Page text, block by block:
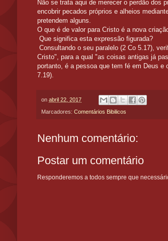
Não se trata aqui de merecer o perdão dos
encobrir pecados próprios e alheios
pretendem alguns.
O que é de valor para Cristo é a nova
Que significa esta expressão figurada?
Consultando o seu paralelo (2 Co 5.17),
Cristo", para a qual "as coisas antigas já
portanto, é a pessoa que tem fé em Deus e
7.19).
on abril 22, 2017
Marcadores: Comentários Bibilicos
Nenhum comentário:
Postar um comentário
Responderemos a todos sempre que